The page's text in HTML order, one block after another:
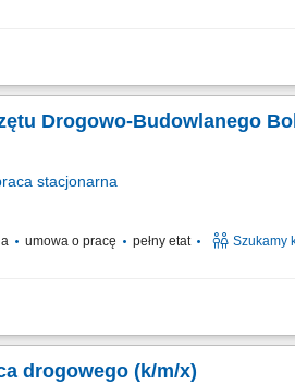
do utrzymania czystości dróg zgodnie z
Drogowo-Budowlanego
stacjonarna
umowa o pracę pełny etat Szukamy
z budową i modernizacją
drogowego (k/m/x)